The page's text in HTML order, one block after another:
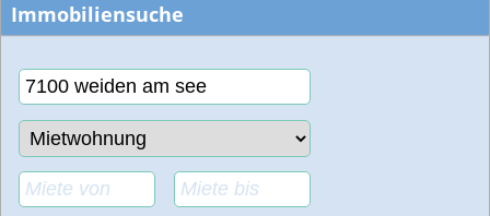
Immobiliensuche